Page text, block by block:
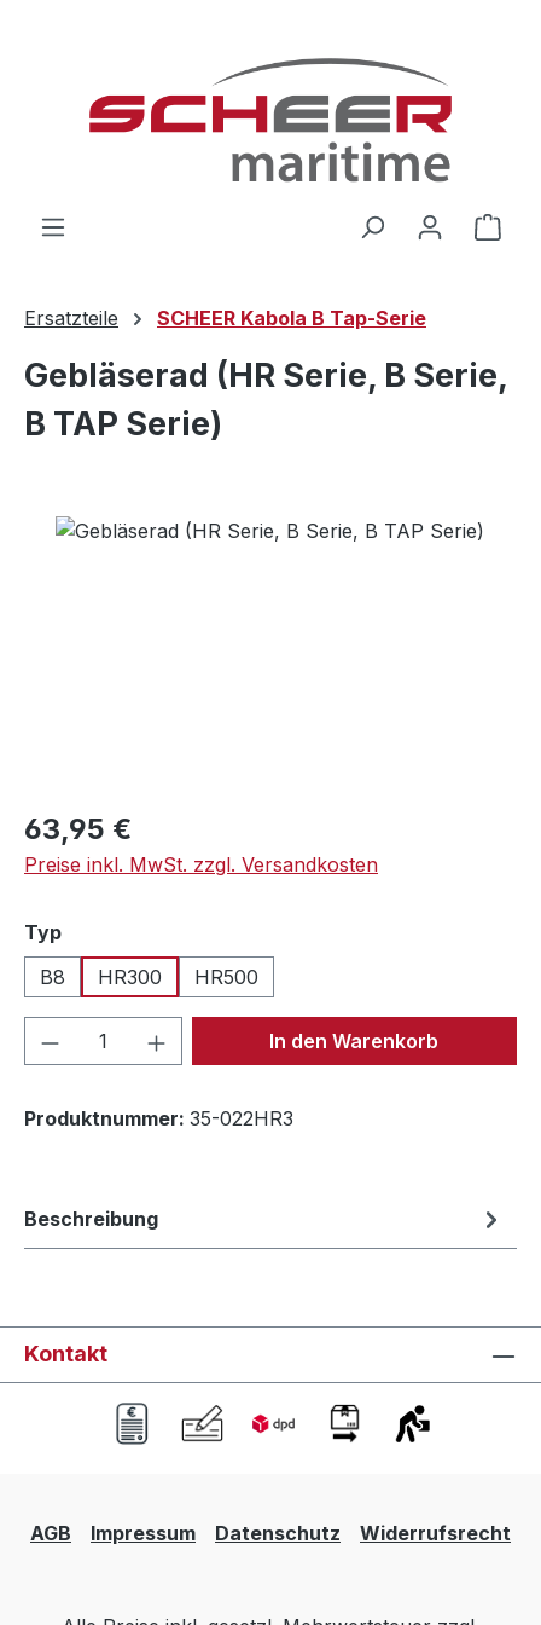
Ersatzteile SCHEER Kabola B Tap-Serie
Gebläserad (HR Serie, B Serie,
B TAP Serie)
Bildergalerie überspringen
Regulärer Preis:
63,95 €
Preise inkl. MwSt. zzgl. Versandkosten
Typauswählen
B8
HR300 HR500
Produkt Anzahl: Gib denIn den Warenkorb
Produktnummer: 35-022HR3
Beschreibung
Kontakt
AGB Impressum Datenschutz Widerrufsrecht